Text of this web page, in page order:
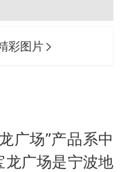
彩图片
广场”产品系中
龙广场是宁波地